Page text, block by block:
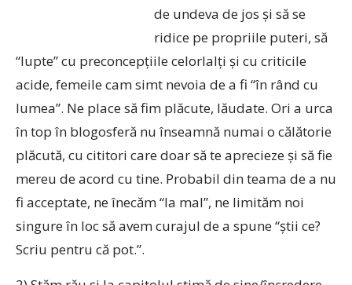
de undeva de jos şi să se
ridice pe propriile puteri, să
“lupte” cu preconcepţiile celorlalţi şi cu criticile
acide, femeile cam simt nevoia de a fi “în rând cu
lumea”. Ne place să fim plăcute, lăudate. Ori a urca
în top în blogosferă nu înseamnă numai o călătorie
plăcută, cu cititori care doar să te aprecieze şi să fie
mereu de acord cu tine. Probabil din teama de a nu
fi acceptate, ne înecăm “la mal”, ne limităm noi
singure în loc să avem curajul de a spune “ştii ce?
Scriu pentru că pot.”.